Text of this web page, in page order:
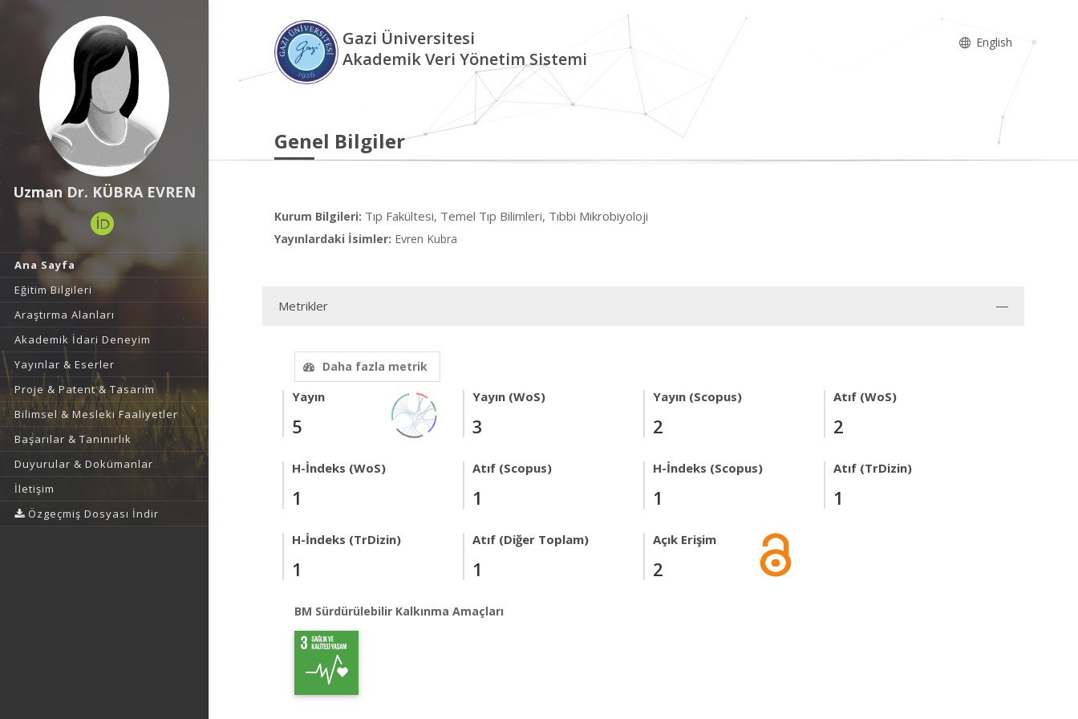
Uzman Dr. KÜBRA EVREN
Ana Sayfa
Eğitim Bilgileri
Araştırma Alanları
Akademik İdari Deneyim
Yayınlar & Eserler
Proje & Patent & Tasarım
Bilimsel & Mesleki Faaliyetler
Başarılar & Tanınırlık
Duyurular & Dokümanlar
İletişim
Özgeçmiş Dosyası İndir
Gazi Üniversitesi
Akademik Veri Yönetim Sistemi
English
Genel Bilgiler
Kurum Bilgileri: Tıp Fakültesi, Temel Tıp Bilimleri, Tıbbi Mikrobiyoloji
Yayınlardaki İsimler: Evren Kubra
Metrikler
Daha fazla metrik
Yayın
5
Yayın (WoS)
3
Yayın (Scopus)
2
Atıf (WoS)
2
H-İndeks (WoS)
1
Atıf (Scopus)
1
H-İndeks (Scopus)
1
Atıf (TrDizin)
1
H-İndeks (TrDizin)
1
Atıf (Diğer Toplam)
1
Açık Erişim
2
BM Sürdürülebilir Kalkınma Amaçları